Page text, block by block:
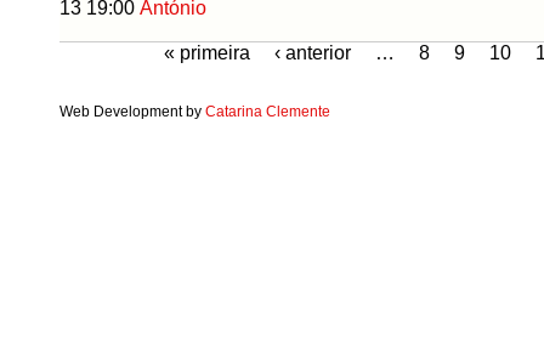
13 19:00 António
« primeira ‹ anterior … 8 9 10
Web Development by Catarina Clemente